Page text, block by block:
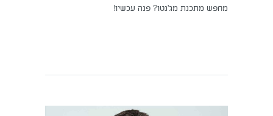
מחפש מתכנת מג’נטו? פנה עכשיו!